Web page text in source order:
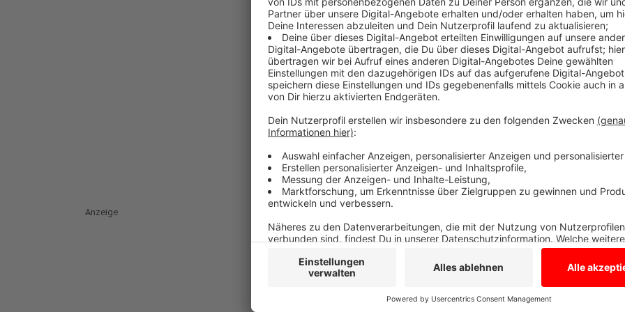
Die Welt in 30 Sekunden
Anzeige